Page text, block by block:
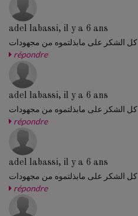
adel labassi, il y a 6 ans
كل الشكر على مابذلتموه من مجهودات
répondre
adel labassi, il y a 6 ans
كل الشكر على مابذلتموه من مجهودات
répondre
adel labassi, il y a 6 ans
كل الشكر على مابذلتموه من مجهودات
répondre